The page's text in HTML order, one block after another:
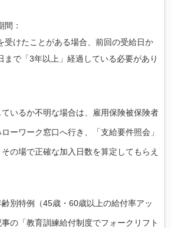
間：
受けたことがある場合、前回の受給日か
まで「3年以上」経過している必要があり
いるか不明な場合は、雇用保険被保険者
ーワーク窓口へ行き、「支給要件照会」
の場で正確な加入日数を算定してもらえ
別特例（45歳・60歳以上の給付率アッ
の「教育訓練給付制度でフォークリフト